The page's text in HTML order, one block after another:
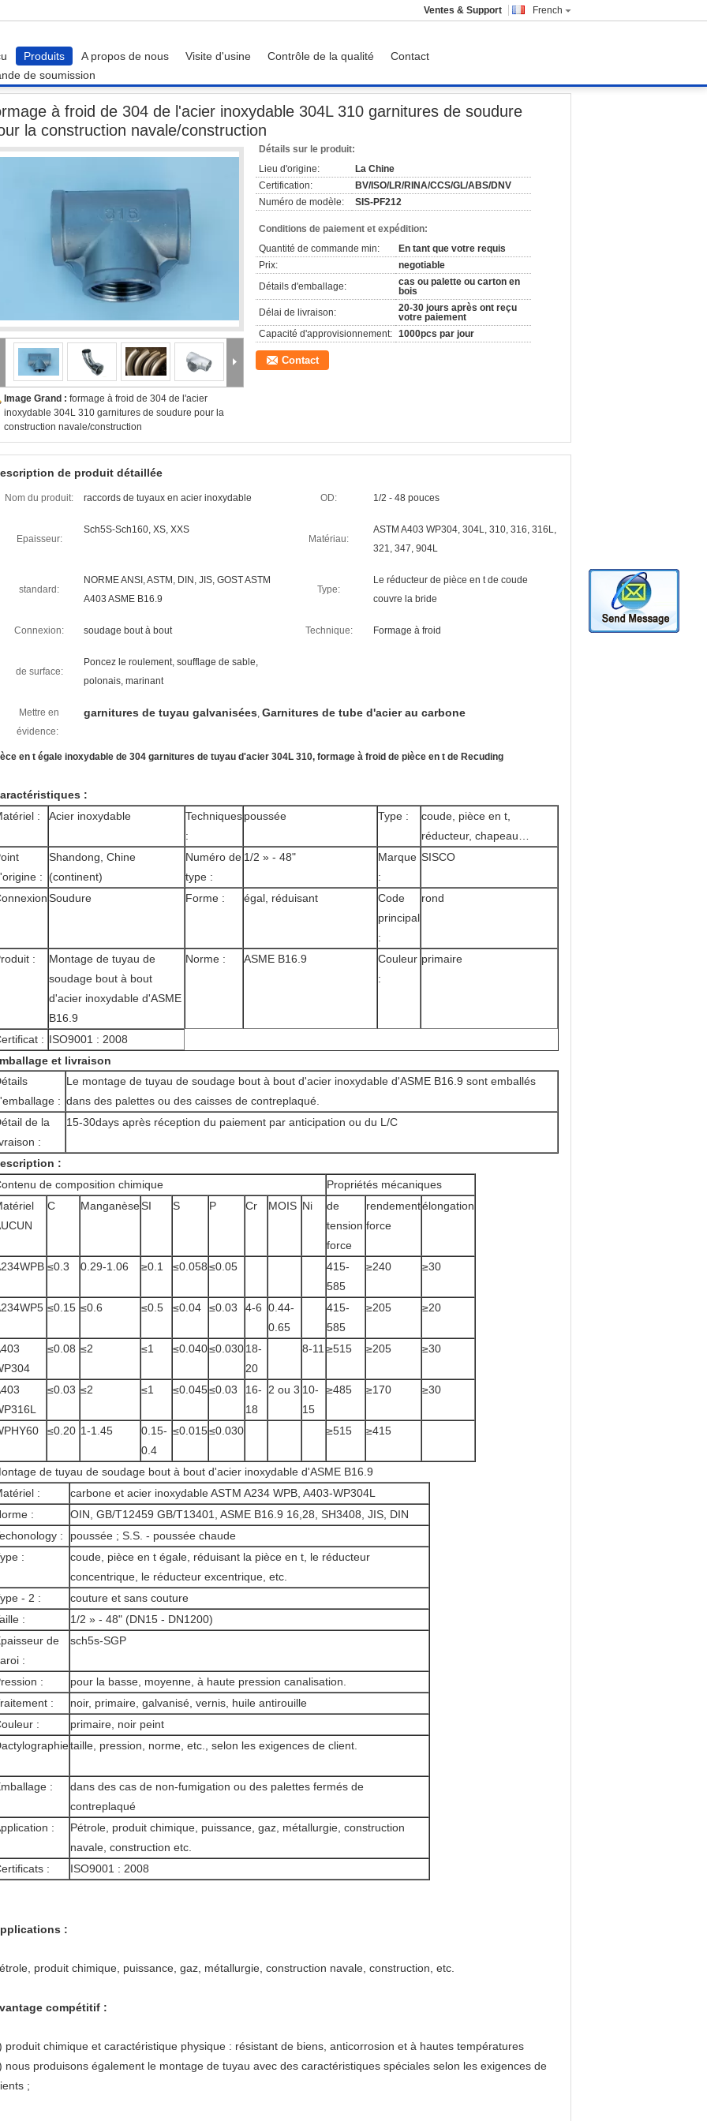
French
Ventes & Support
Produits A propos de nous Visite d'usine Contrôle de la qualité
Contact
de soumission
formage à froid de 304 de l'acier inoxydable 304L 310 garnitures de soudure pour la construction navale/construction
à froid de 304 de l'acier inoxydable 304L 310 garnitures de soudure
la construction navale/construction
Image Grand : formage à froid de 304 de l'acier
inoxydable 304L 310 garnitures de soudure pour la
construction navale/construction
Détails sur le produit:
Lieu d'origine:
La Chine
Certification:
BV/ISO/LR/RINA/CCS/GL/ABS/DNV
Numéro de modèle:
SIS-PF212
Conditions de paiement et expédition:
Quantité de commande min:
En tant que votre requis
Prix:
negotiable
Détails d'emballage:
cas ou palette ou carton en
bois
Délai de livraison:
20-30 jours après ont reçu
votre paiement
Capacité d'approvisionnement: 1000pcs par jour
Contact
de produit détaillée
Nom du produit: raccords de tuyaux en acier inoxydable OD: 1/2 - 48 pouces
Epaisseur:
Sch5S-Sch160, XS, XXS
Matériau:
ASTM A403 WP304, 304L, 310, 316, 316L,
321, 347, 904L
standard:
NORME ANSI, ASTM, DIN, JIS, GOST ASTM
A403 ASME B16.9
Type:
Le réducteur de pièce en t de coude
couvre la bride
Connexion: soudage bout à bout Technique: Formage à froid
de surface:
Poncez le roulement, soufflage de sable,
polonais, marinant
Mettre en
évidence:
garnitures de tuyau galvanisées, Garnitures de tube d'acier au carbone
en t égale inoxydable de 304 garnitures de tuyau d'acier 304L 310, formage à froid de pièce en t de Recuding
:
:
Acier inoxydable
Techniques
:
poussée Type :
coude, pièce en t,
réducteur, chapeau…
:
Shandong, Chine
(continent)
Numéro de
type :
1/2 » - 48"
Marque
:
SISCO
Soudure Forme : égal, réduisant
Code
principal
:
rond
:
Montage de tuyau de
soudage bout à bout
d'acier inoxydable d'ASME
B16.9
Norme : ASME B16.9
Couleur
:
primaire
: ISO9001 : 2008
et livraison
:
Le montage de tuyau de soudage bout à bout d'acier inoxydable d'ASME B16.9 sont emballés
dans des palettes ou des caisses de contreplaqué.
de la
:
15-30days après réception du paiement par anticipation ou du L/C
:
de composition chimique
Propriétés mécaniques
C ManganèseSI S P Cr MOIS Ni
de
tension
force
rendement
force
élongation
≤0.3 0.29-1.06 ≥0.1 ≤0.058≤0.05
415-
585
≥240 ≥30
≤0.15 ≤0.6 ≤0.5 ≤0.04 ≤0.03 4-6 0.44-
0.65
415-
585
≥205 ≥20
≤0.08 ≤2 ≤1 ≤0.040≤0.03018-
20
8-11 ≥515 ≥205 ≥30
≤0.03 ≤2 ≤1 ≤0.045≤0.03
16-
18
2 ou 3 10-
15
≥485 ≥170 ≥30
≤0.20 1-1.45
0.15-
0.4
≤0.015≤0.030 ≥515 ≥415
de tuyau de soudage bout à bout d'acier inoxydable d'ASME B16.9
:
carbone et acier inoxydable ASTM A234 WPB, A403-WP304L
:
OIN, GB/T12459 GB/T13401, ASME B16.9 16,28, SH3408, JIS, DIN
:
poussée ; S.S. - poussée chaude
:
coude, pièce en t égale, réduisant la pièce en t, le réducteur
concentrique, le réducteur excentrique, etc.
- 2 :
couture et sans couture
:
1/2 » - 48" (DN15 - DN1200)
de
:
sch5s-SGP
:
pour la basse, moyenne, à haute pression canalisation.
:
noir, primaire, galvanisé, vernis, huile antirouille
:
primaire, noir peint
taille, pression, norme, etc., selon les exigences de client.
:
dans des cas de non-fumigation ou des palettes fermés de
contreplaqué
:
Pétrole, produit chimique, puissance, gaz, métallurgie, construction
navale, construction etc.
:
ISO9001 : 2008
:
produit chimique, puissance, gaz, métallurgie, construction navale, construction, etc.
compétitif :
produit chimique et caractéristique physique : résistant de biens, anticorrosion et à hautes températures
nous produisons également le montage de tuyau avec des caractéristiques spéciales selon les exigences de
;